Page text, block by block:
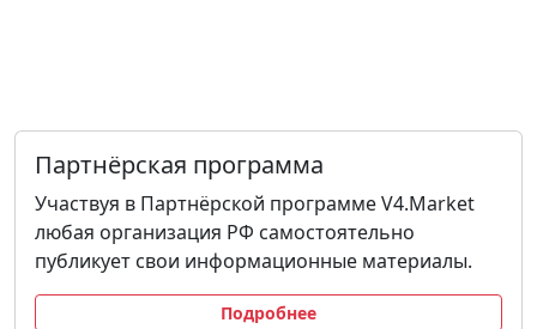
Партнёрская программа
Участвуя в Партнёрской программе V4.Market
любая организация РФ самостоятельно
публикует свои информационные материалы.
Подробнее